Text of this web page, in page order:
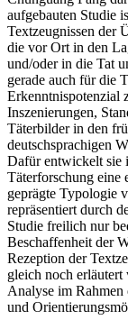
aufgebauten Studie
Textzeugnissen der
die vor Ort in den
und/oderin die Tat
gerade auch für die
Erkenntnispotenzial
Inszenierungen,
Täterbilder in den
deutschsprachigen
Dafür entwickelt sie
Täterforschung eine
geprägte Typologie
repräsentiert durch
Studie freilich nur
Beschaffenheit der
Rezeption der
gleich noch
Analyse im
und